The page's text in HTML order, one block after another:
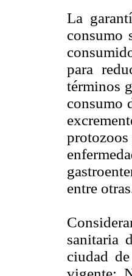
La
consumo
para
términos
consumo
entre
sanitaria
ciudad